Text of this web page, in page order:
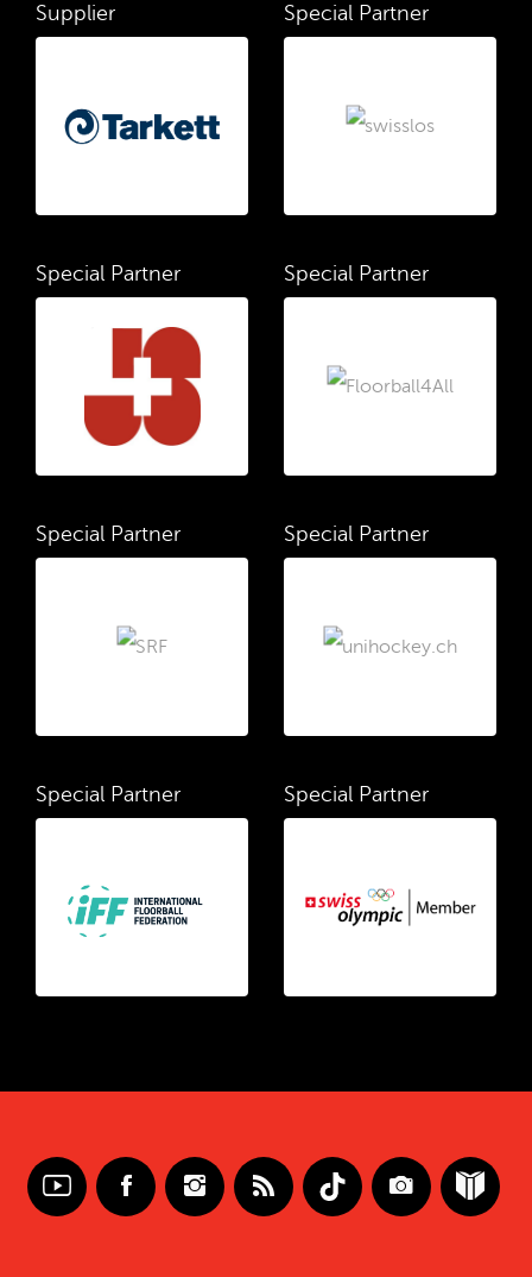
Supplier Special Partner
Special Partner Special Partner
Special Partner Special Partner
Special Partner Special Partner